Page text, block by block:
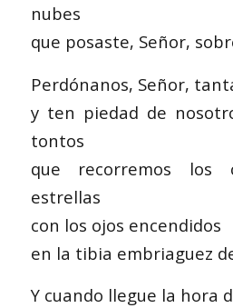
nubes
que posaste, Señor,
Perdónanos, Señor,
y ten piedad de
tontos
que recorremos los
estrellas
con los ojos encendidos
en la tibia embriaguez
Y cuando llegue la hora